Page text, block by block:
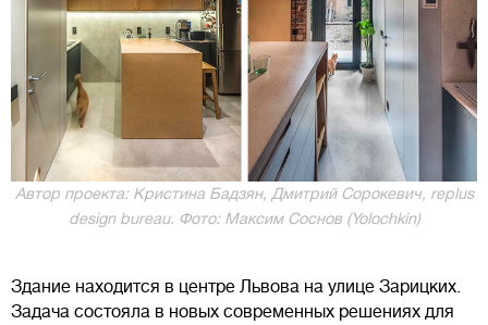
Автор проекта: Кристина Бадзян, Дмитрий Сорокевич, rеplus
design bureau. Фото: Максим Соснов (Yolochkin)
Здание находится в центре Львова на улице Зарицких.
Задача состояла в новых современных решениях для